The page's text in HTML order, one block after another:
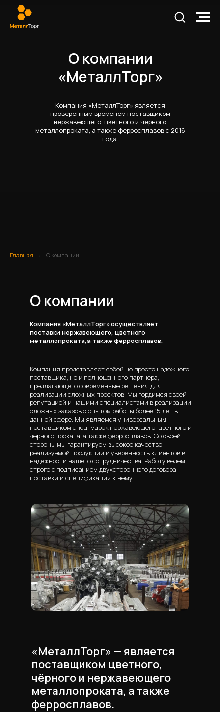
Компания «МеталлТорг» является
проверенным временем поставщиком
нержавеющего, цветного и черного
металлопроката, а также ферросплавов с 2016
года.
О компании
«МеталлТорг»
Главная → О компании
Компания «МеталлТорг» осуществляет
поставки нержавеющего, цветного
металлопроката,а также ферросплавов.
Компания представляет собой не просто надежного
поставщика, но и полноценного партнера,
предлагающего современные решения для
реализации сложных проектов. Мы гордимся своей
репутацией и нашими специалистами в реализации
сложных заказов с опытом работы более 15 лет в
данной сфере. Мы являемся универсальным
поставщиком спец. марок нержавеющего, цветного и
чёрного проката, а также ферросплавов. Со своей
стороны мы гарантируем высокое качество
реализуемой продукции и уверенность клиентов в
надежности нашего сотрудничества. Работу ведем
строго с подписанием двухстороннего договора
поставки и спецификации к нему.
О компании
«МеталлТорг» — является
поставщиком цветного,
чёрного и нержавеющего
металлопроката, а также
ферросплавов.